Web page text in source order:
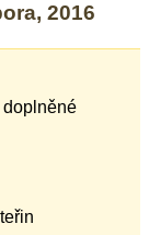
2016
doplněné